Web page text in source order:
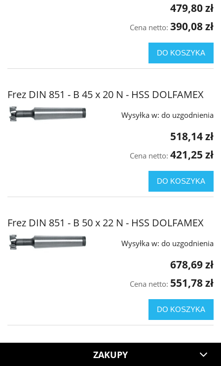
479,80 zł
Cena netto: 390,08 zł
DO KOSZYKA
Frez DIN 851 - B 45 x 20 N - HSS DOLFAMEX
Wysyłka w: do uzgodnienia
518,14 zł
Cena netto: 421,25 zł
DO KOSZYKA
Frez DIN 851 - B 50 x 22 N - HSS DOLFAMEX
Wysyłka w: do uzgodnienia
678,69 zł
Cena netto: 551,78 zł
DO KOSZYKA
ZAKUPY